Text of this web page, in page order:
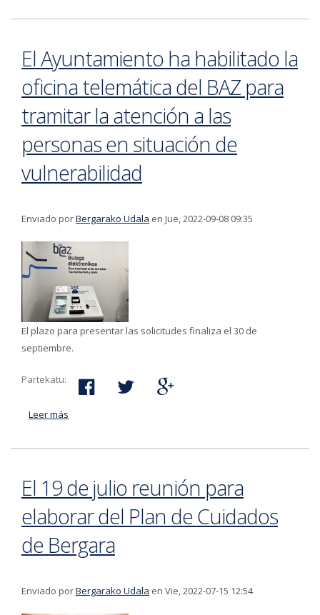
reivindicativo
El Ayuntamiento ha habilitado la
oficina telemática del BAZ para
tramitar la atención a las
personas en situación de
vulnerabilidad
Enviado porBergarako Udala en Jue, 2022-09-08 09:35
El plazo para presentar las solicitudes finaliza el 30 de
septiembre.
Partekatu:
Leer más
personas en situación de vulnerabilidad
El 19 de julio reunión para
elaborar del Plan de Cuidados
de Bergara
Enviado porBergarako Udala en Vie, 2022-07-15 12:54